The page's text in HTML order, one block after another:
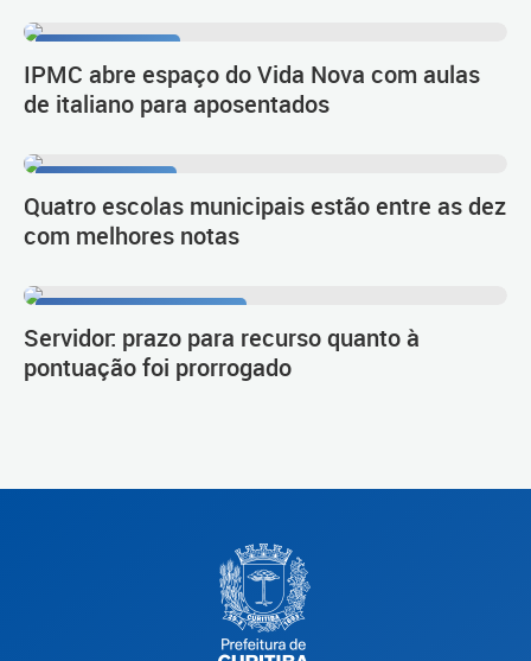
IPMC abre espaço do Vida Nova com aulas
de italiano para aposentados
Quatro escolas municipais estão entre as dez
com melhores notas
Servidor: prazo para recurso quanto à
pontuação foi prorrogado